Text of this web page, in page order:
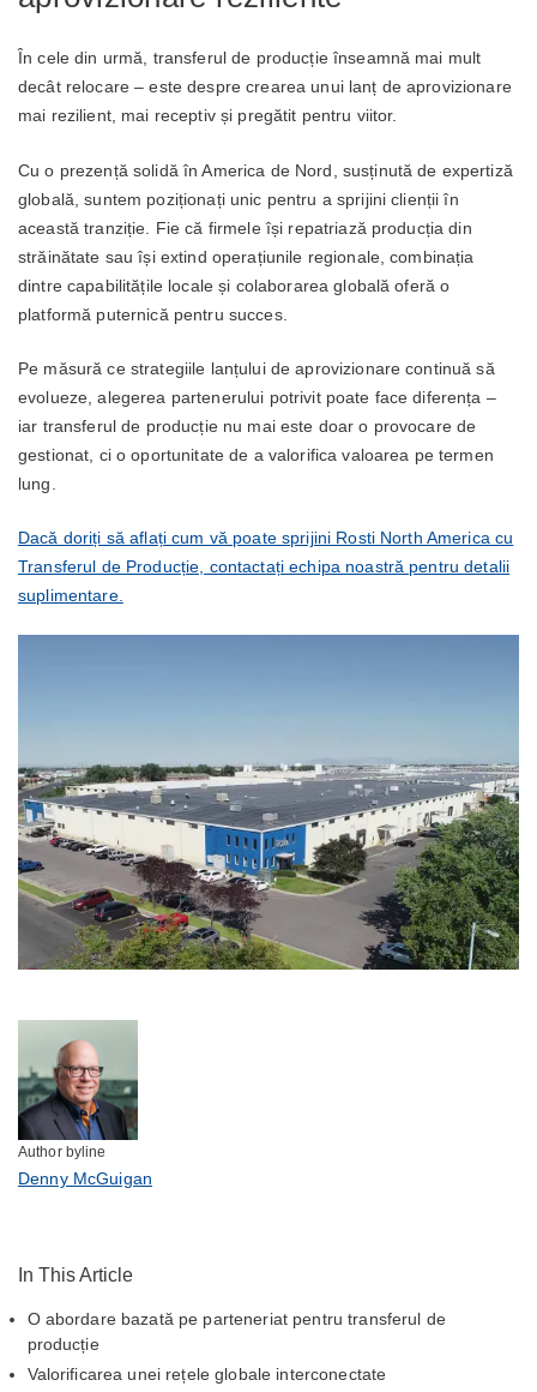
În cele din urmă, transferul de producție înseamnă mai mult
decât relocare – este despre crearea unui lanț de aprovizionare
mai rezilient, mai receptiv și pregătit pentru viitor.
Cu o prezență solidă în America de Nord, susținută de expertiză
globală, suntem poziționați unic pentru a sprijini clienții în
această tranziție. Fie că firmele își repatriază producția din
străinătate sau își extind operațiunile regionale, combinația
dintre capabilitățile locale și colaborarea globală oferă o
platformă puternică pentru succes.
Pe măsură ce strategiile lanțului de aprovizionare continuă să
evolueze, alegerea partenerului potrivit poate face diferența –
iar transferul de producție nu mai este doar o provocare de
gestionat, ci o oportunitate de a valorifica valoarea pe termen
lung.
Dacă doriți să aflați cum vă poate sprijini Rosti North America cu
Transferul de Producție, contactați echipa noastră pentru detalii
suplimentare.
Author byline
Denny McGuigan
In This Article
O abordare bazată pe parteneriat pentru transferul de
producție
Valorificarea unei rețele globale interconectate